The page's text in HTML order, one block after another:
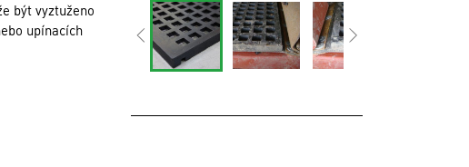
být vyztuženo
upínacích